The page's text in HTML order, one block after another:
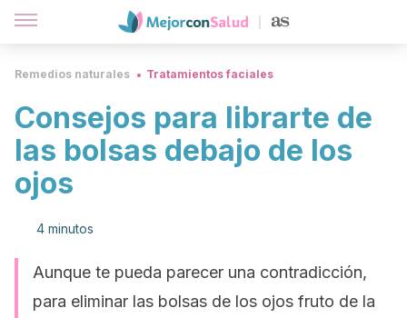
Remedios naturales Tratamientos faciales
Consejos para librarte de
las bolsas debajo de los
ojos
4 minutos
Aunque te pueda parecer una contradicción,
para eliminar las bolsas de los ojos fruto de la